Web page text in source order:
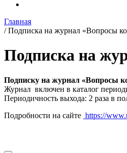
Главная
/ Подписка на журнал «Вопросы
Подписка на
Подписку на журнал «Вопросы
Журнал включен в каталог
Периодичность выхода: 2 раза в
Подробности на сайте https://